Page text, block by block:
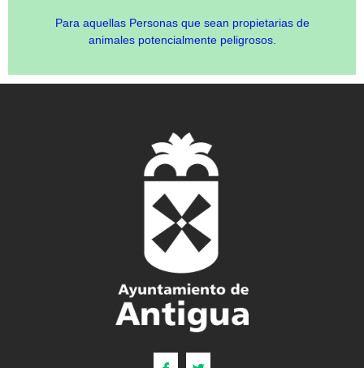
Para aquellas Personas que sean propietarias de
animales potencialmente peligrosos.